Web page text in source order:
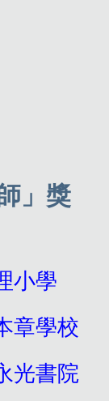
」獎
小學
章學校
光書院